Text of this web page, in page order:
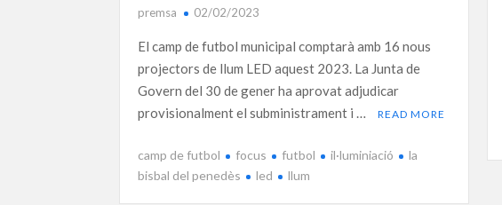
premsa 02/02/2023
El camp de futbol municipal comptarà amb 16 nous
projectors de llum LED aquest 2023. La Junta de
Govern del 30 de gener ha aprovat adjudicar
provisionalment el subministrament i …
READ MORE
camp de futbol focus futbol il·luminiació
la
bisbal del penedès
led llum